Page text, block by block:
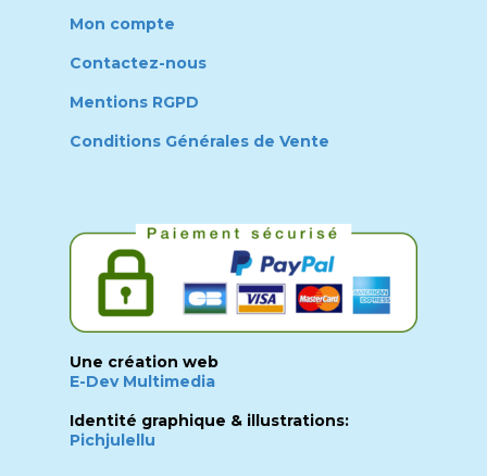
Mon compte
Contactez-nous
Mentions RGPD
Conditions Générales de Vente
Une création web
E-Dev Multimedia
Identité graphique & illustrations:
Pichjulellu